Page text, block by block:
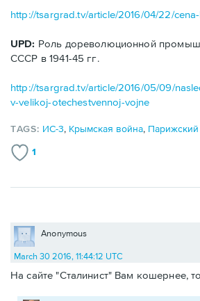
http://tsargrad.tv/article/2016/04/22/
UPD: Роль дореволюционной
СССР в 1941-45 гг.
http://tsargrad.tv/article/2016/05/09/
v-velikoj-otechestvennoj-vojne
TAGS: ИС-3, Крымская война,
1
Anonymous
March 30 2016, 11:44:12 UTC
На сайте "Сталинист" Вам кошернее,